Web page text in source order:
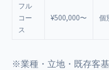
フル
コー
ス
¥500,000〜 個
※業種・立地・既存客